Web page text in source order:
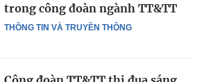
THÔNG TIN VÀ TRUYỀN THÔNG
trong công đoàn ngành TT&TT